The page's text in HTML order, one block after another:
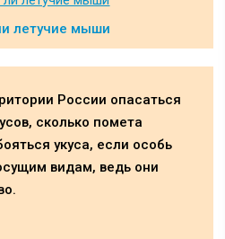
летучие мыши
России опасаться
сколько помета
укуса, если особь
видам, ведь они